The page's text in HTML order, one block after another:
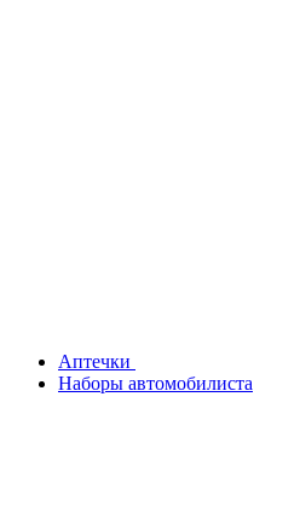
Аптечки
Наборы автомобилиста